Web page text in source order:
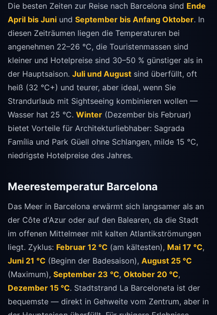
Die besten Zeiten zur Reise nach Barcelona sind Ende
April bis Juni und September bis Anfang Oktober. In
diesen Zeiträumen liegen die Temperaturen bei
angenehmen 22–26 °C, die Touristenmassen sind
kleiner und Hotelpreise sind 30–50 % günstiger als in
der Hauptsaison. Juli und August sind überfüllt, oft
heiß (32 °C+) und teurer, aber ideal, wenn Sie
Strandurlaub mit Sightseeing kombinieren wollen —
Wasser hat 25 °C. Winter (Dezember bis Februar)
bietet Vorteile für Architekturliebhaber: Sagrada
Família und Park Güell ohne Schlangen, milde 15 °C,
niedrigste Hotelpreise des Jahres.
Meerestemperatur Barcelona
Das Meer in Barcelona erwärmt sich langsamer als an
der Côte d'Azur oder auf den Balearen, da die Stadt
im offenen Mittelmeer mit kalten Atlantikströmungen
liegt. Zyklus: Februar 12 °C (am kältesten), Mai 17 °C,
Juni 21 °C (Beginn der Badesaison), August 25 °C
(Maximum), September 23 °C, Oktober 20 °C,
Dezember 15 °C. Stadtstrand La Barceloneta ist der
bequemste — direkt in Gehweite vom Zentrum, aber in